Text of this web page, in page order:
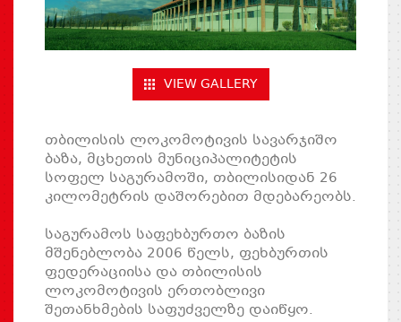
VIEW GALLERY
თბილისის ლოკომოტივის სავარჯიშო
ბაზა, მცხეთის მუნიციპალიტეტის
სოფელ საგურამოში, თბილისიდან 26
კილომეტრის დაშორებით მდებარეობს.
საგურამოს საფეხბურთო ბაზის
მშენებლობა 2006 წელს, ფეხბურთის
ფედერაციისა და თბილისის
ლოკომოტივის ერთობლივი
შეთანხმების საფუძველზე დაიწყო.